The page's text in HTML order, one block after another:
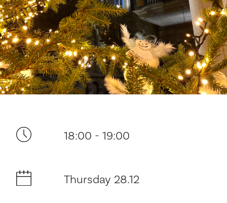
Your visit
The music in the Cathedral
History and architecture
18:00 - 19:00
Thursday 28.12